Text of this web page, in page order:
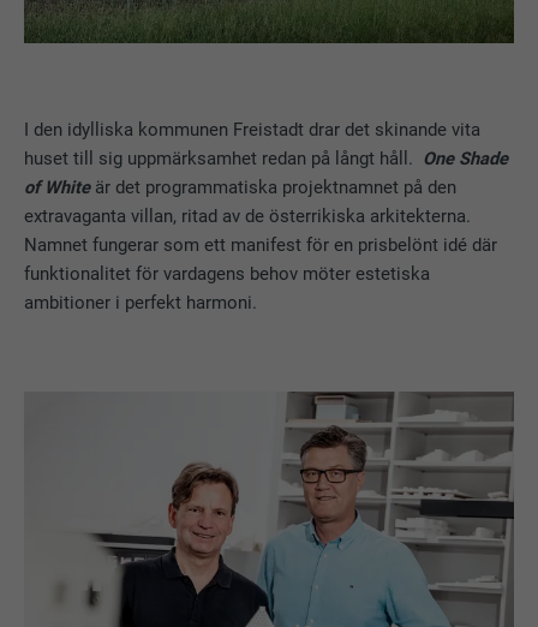
I den idylliska kommunen Freistadt drar det skinande vita
huset till sig uppmärksamhet redan på långt håll. One Shade
of Whiteär det programmatiska projektnamnet på den
extravaganta villan, ritad av de österrikiska arkitekterna.
Namnet fungerar som ett manifest för en prisbelönt idé där
funktionalitet för vardagens behov möter estetiska
ambitioner i perfekt harmoni.